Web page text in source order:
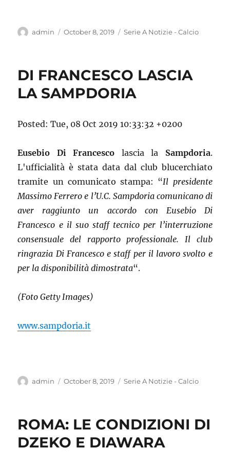
Author
admin
Posted
October 8, 2019 Categories
Serie A Notizie - Calcio
DI FRANCESCO LASCIA
LA SAMPDORIA
Posted: Tue, 08 Oct 2019 10:33:32 +0200
Eusebio Di Francesco lascia la Sampdoria.
L'ufficialità è stata data dal club blucerchiato
tramite un comunicato stampa: “Il presidente
Massimo Ferrero e l’U.C. Sampdoria comunicano di
aver raggiunto un accordo con Eusebio Di
Francesco e il suo staff tecnico per l’interruzione
consensuale del rapporto professionale. Il club
ringrazia Di Francesco e staff per il lavoro svolto e
per la disponibilità dimostrata“.
(Foto Getty Images)
www.sampdoria.it
Author
admin
Posted
October 8, 2019 Categories
Serie A Notizie - Calcio
ROMA: LE CONDIZIONI DI
DZEKO E DIAWARA